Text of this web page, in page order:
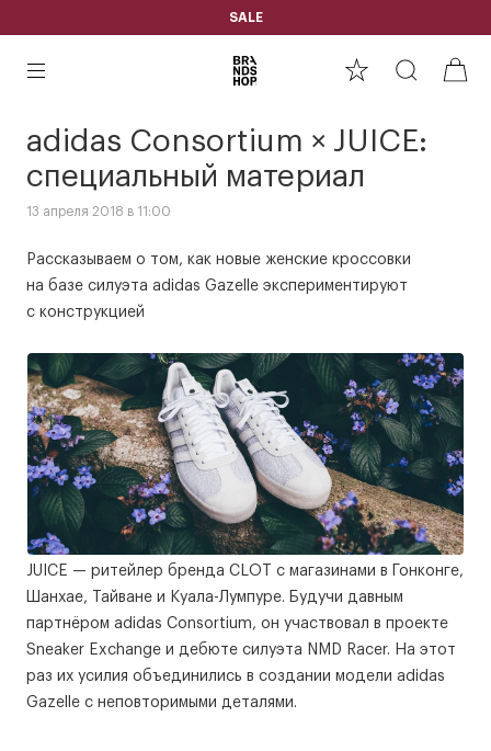
SALE
adidas Consortium × JUICE:
специальный материал
13 апреля 2018 в 11:00
Рассказываем о том, как новые женские кроссовки
на базе силуэта adidas Gazelle экспериментируют
с конструкцией
JUICE — ритейлер бренда CLOT с магазинами в Гонконге,
Шанхае, Тайване и Куала-Лумпуре. Будучи давным
партнёром adidas Consortium, он участвовал в проекте
Sneaker Exchange и дебюте силуэта NMD Racer. На этот
раз их усилия объединились в создании модели adidas
Gazelle с неповторимыми деталями.